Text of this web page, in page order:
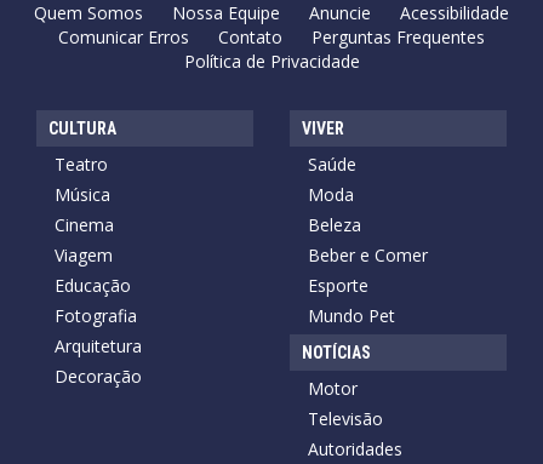
Quem Somos Nossa Equipe Anuncie
Acessibilidade
Comunicar Erros
Contato
Perguntas Frequentes
Política de Privacidade
CULTURA
Teatro
Música
Cinema
Viagem
Educação
Fotografia
Arquitetura
Decoração
VIVER
Saúde
Moda
Beleza
Beber e Comer
Esporte
Mundo Pet
NOTÍCIAS
Motor
Televisão
Autoridades